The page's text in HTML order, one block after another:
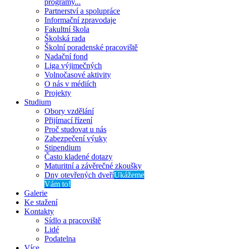
programy...
Partnerství a spolupráce
Informační zpravodaje
Fakultní škola
Školská rada
Školní poradenské pracoviště
Nadační fond
Liga výjimečných
Volnočasové aktivity
O nás v médiích
Projekty
Studium
Obory vzdělání
Přijímací řízení
Proč studovat u nás
Zabezpečení výuky
Stipendium
Často kladené dotazy
Maturitní a závěrečné zkoušky
Dny otevřených dveříUkážeme
Vám to!
Galerie
Ke stažení
Kontakty
Sídlo a pracoviště
Lidé
Podatelna